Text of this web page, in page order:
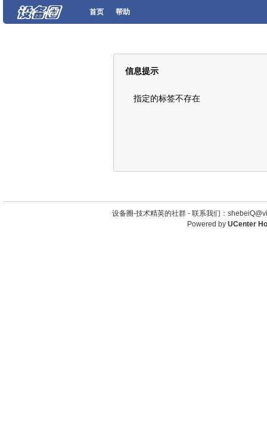
首页 帮助
信息提示
指定的标签不存在
设备圈-技术精英的社群 - 联系我们：
Powered by UCenter